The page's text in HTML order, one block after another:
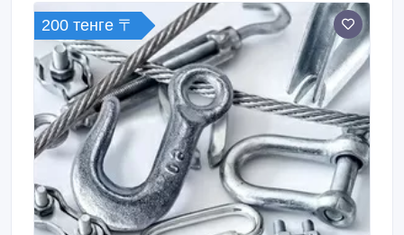
200 тенге 〒